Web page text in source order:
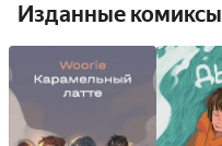
Изданные комиксы